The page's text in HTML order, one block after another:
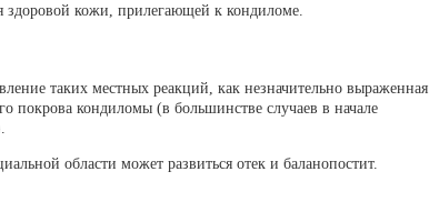
здоровой кожи, прилегающей к кондиломе.
таких местных реакций, как незначительно выраженная
покрова кондиломы (в большинстве случаев в начале
области может развиться отек и баланопостит.